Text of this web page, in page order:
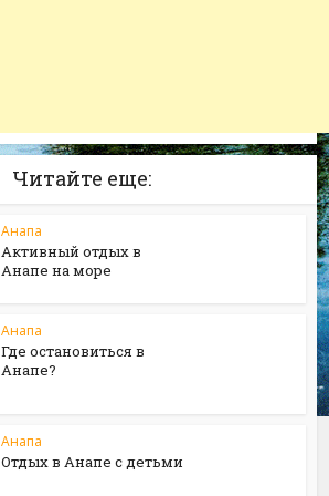
Читайте еще:
Анапа
Активный отдых в
Анапе на море
Анапа
Где остановиться в
Анапе?
Анапа
Отдых в Анапе с детьми